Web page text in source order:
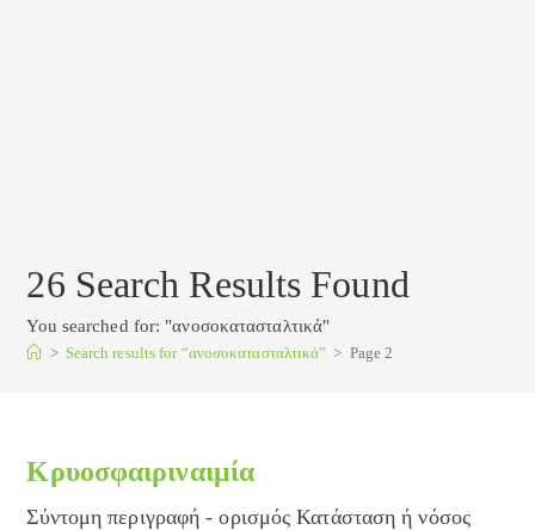
26 Search Results Found
You searched for: "ανοσοκατασταλτικά"
> Search results for“ανοσοκατασταλτικά” > Page 2
Κρυοσφαιριναιμία
Σύντομη περιγραφή - ορισμός Κατάσταση ή νόσος